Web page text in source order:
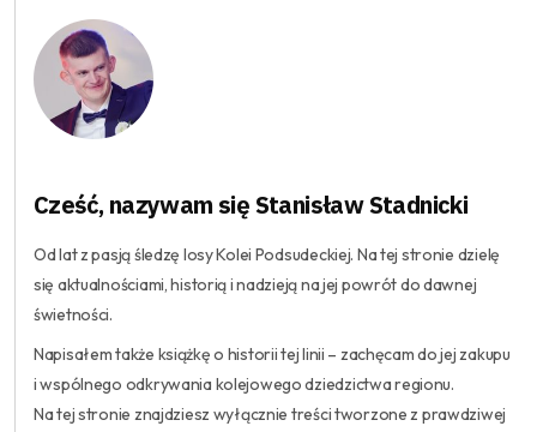
Cześć, nazywam się Stanisław Stadnicki
Od lat z pasją śledzę losy Kolei Podsudeckiej. Na tej stronie dzielę
się aktualnościami, historią i nadzieją na jej powrót do dawnej
świetności.
Napisałem także książkę o historii tej linii – zachęcam do jej zakupu
i wspólnego odkrywania kolejowego dziedzictwa regionu.
Na tej stronie znajdziesz wyłącznie treści tworzone z prawdziwej